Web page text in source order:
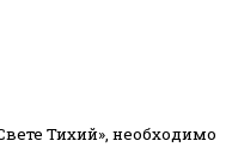
Тихий», необходимо